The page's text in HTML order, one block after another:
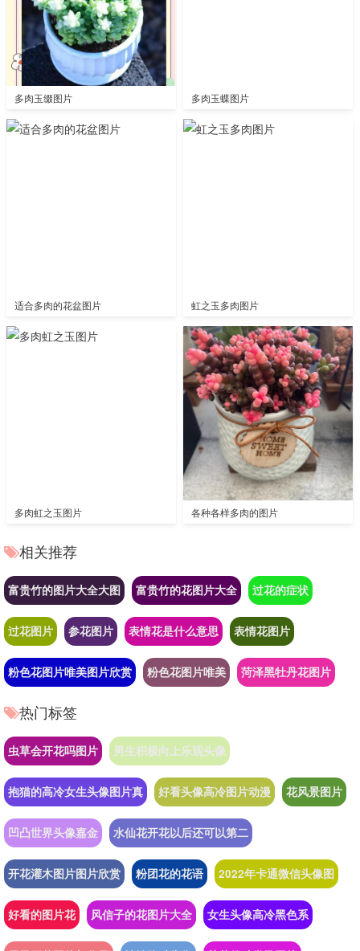
多肉玉缀图片 多肉玉蝶图片
适合多肉的花盆图片 虹之玉多肉图片
多肉虹之玉图片 各种各样多肉的图片
相关推荐
富贵竹的图片大全大图 富贵竹的花图片大全 过花的症状
过花图片 参花图片 表情花是什么意思 表情花图片
粉色花图片唯美图片欣赏 粉色花图片唯美 菏泽黑牡丹花图片
热门标签
虫草会开花吗图片 男生积极向上乐观头像
抱猫的高冷女生头像图片真 好看头像高冷图片动漫 花风景图片
凹凸世界头像嘉金 水仙花开花以后还可以第二
开花灌木图片图片欣赏 粉团花的花语 2022年卡通微信头像图
好看的图片花 风信子的花图片大全 女生头像高冷黑色系